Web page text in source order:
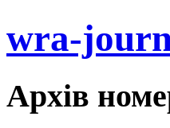
wra-
Архів